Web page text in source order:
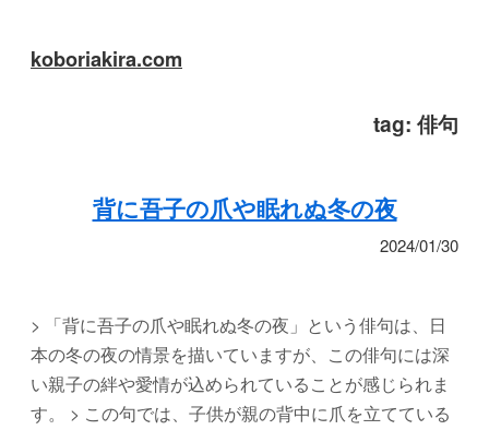
koboriakira.com
tag: 俳句
背に吾子の爪や眠れぬ冬の夜
2024/01/30
> 「背に吾子の爪や眠れぬ冬の夜」という俳句は、日
本の冬の夜の情景を描いていますが、この俳句には深
い親子の絆や愛情が込められていることが感じられま
す。 > この句では、子供が親の背中に爪を立てている